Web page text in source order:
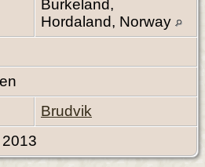
Burkeland,
Hordaland, Norway
Brudvik